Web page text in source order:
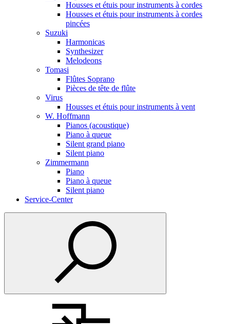
Housses et étuis pour instruments à cordes
Housses et étuis pour instruments à cordes
pincées
Suzuki
Harmonicas
Synthesizer
Melodeons
Tomasi
Flûtes Soprano
Pièces de tête de flûte
Virus
Housses et étuis pour instruments à vent
W. Hoffmann
Pianos (acoustique)
Piano à queue
Silent grand piano
Silent piano
Zimmermann
Piano
Piano à queue
Silent piano
Service-Center